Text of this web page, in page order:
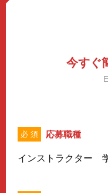
今すぐ
必 須 応募職種
インストラクター